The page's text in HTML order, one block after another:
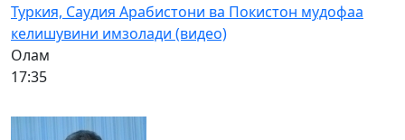
Туркия, Саудия Арабистони ва Покистон мудофаа
келишувини имзолади (видео)
Олам
17:35